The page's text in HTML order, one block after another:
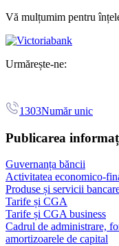
Vă mulțumim pentru
Urmărește-ne:
1303Număr unic
Publicarea
Guvernanța băncii
Activitatea economico-
Produse și servicii
Tarife și CGA
Tarife și CGA business
Cadrul de administrare,
amortizoarele de capital